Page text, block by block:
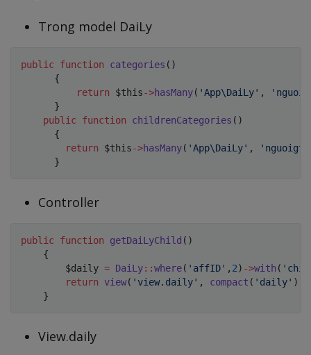
Trong model DaiLy
public function categories ( )
{
return
$this->hasMany( 'App\DaiLy' ,
}
public
function childrenCategories ( )
{
return
$this->hasMany( 'App\DaiLy' , 'nguoigt'
}
Controller
public function getDaiLyChild ( )
{
$daily = DaiLy::where( 'affID' , 2) ->with (
return
view( 'view.daily' , compact ( 'daily' )
}
View.daily